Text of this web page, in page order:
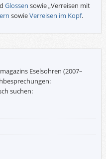
Glossen sowie „Verreisen mit
sowieVerreisen im Kopf.
Eselsohren (2007–
suchen: